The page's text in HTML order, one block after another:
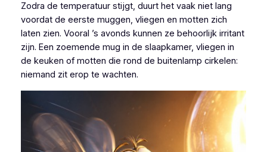
Zodra de temperatuur stijgt, duurt het vaak niet lang
voordat de eerste muggen, vliegen en motten zich
laten zien. Vooral ’s avonds kunnen ze behoorlijk irritant
zijn. Een zoemende mug in de slaapkamer, vliegen in
de keuken of motten die rond de buitenlamp cirkelen:
niemand zit erop te wachten.